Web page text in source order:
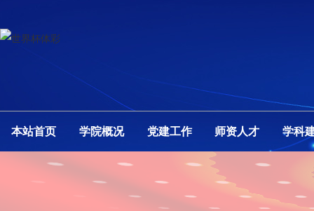
本站首页 学院概况 党建工作 师资人才 学科